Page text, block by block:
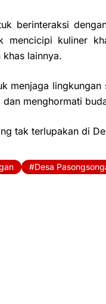
berinteraksi
mencicipi kuliner
lainnya.
menjaga
menghormati
tak terlupakan di
Desa